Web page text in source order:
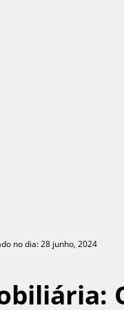
no dia: 28 junho, 2024